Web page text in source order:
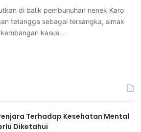
di balik pembunuhan nenek Karo
tetangga sebagai tersangka, simak
kasus…
Terhadap Kesehatan Mental
Diketahui